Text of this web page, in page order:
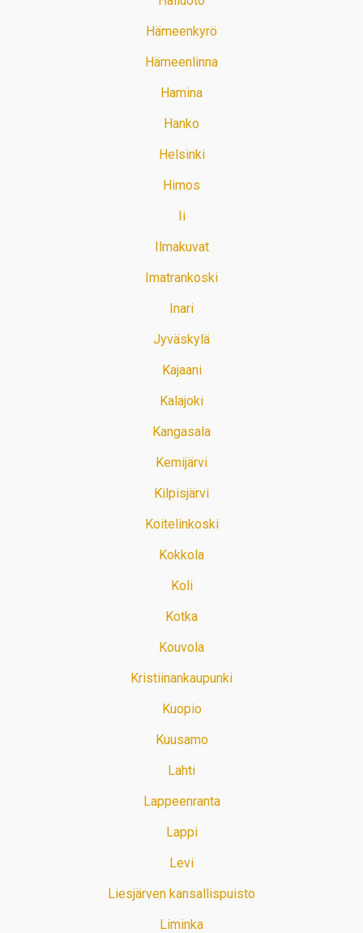
Hämeenkyrö
Hämeenlinna
Hamina
Hanko
Helsinki
Himos
Ii
Ilmakuvat
Imatrankoski
Inari
Jyväskylä
Kajaani
Kalajoki
Kangasala
Kemijärvi
Kilpisjärvi
Koitelinkoski
Kokkola
Koli
Kotka
Kouvola
Kristiinankaupunki
Kuopio
Kuusamo
Lahti
Lappeenranta
Lappi
Levi
Liesjärven kansallispuisto
Liminka